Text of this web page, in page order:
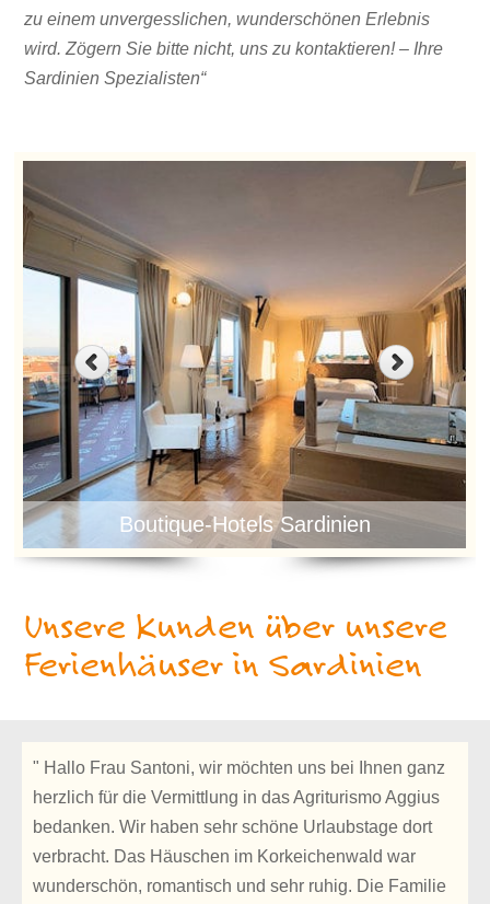
zu einem unvergesslichen, wunderschönen Erlebnis
wird. Zögern Sie bitte nicht, uns zu kontaktieren! – Ihre
Sardinien Spezialisten“
Boutique-Hotels Sardinien
Unsere Kunden über unsere
Ferienhäuser in Sardinien
" Hallo Frau Santoni, wir möchten uns bei Ihnen ganz
herzlich für die Vermittlung in das Agriturismo Aggius
bedanken. Wir haben sehr schöne Urlaubstage dort
verbracht. Das Häuschen im Korkeichenwald war
wunderschön, romantisch und sehr ruhig. Die Familie